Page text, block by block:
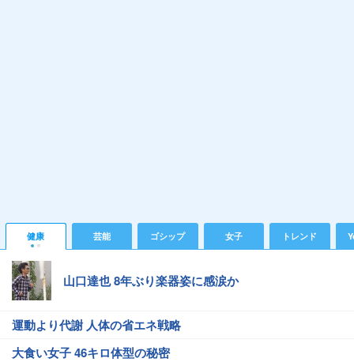
健康 芸能 ゴシップ 女子 トレンド
山口達也 8年ぶり楽器姿に感涙か
運動より代謝 人体の省エネ戦略
大食い女子 46キロ体型の秘密